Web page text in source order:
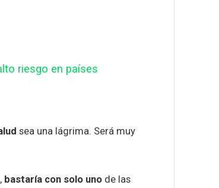
riesgo en países
sea una lágrima. Será muy
bastaría con solo unode las